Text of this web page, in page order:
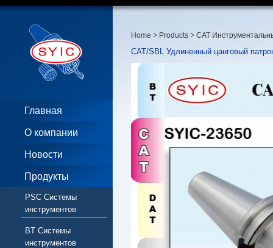
Главная
О компании
Новости
Продукты
PSC Системы
инструментов
BT Системы
инструментов
Home > Products > CAT
CAT/SBL Удлиненный цанговый